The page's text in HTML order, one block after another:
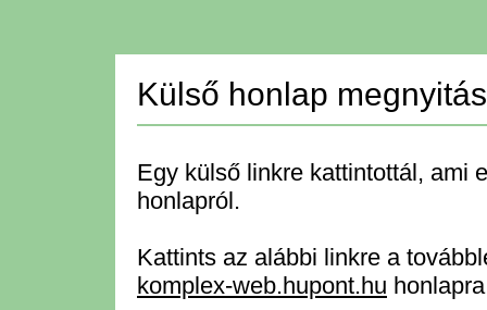
Külső honlap
Egy külső linkre kattintottál, ami
honlapról.
Kattints az alábbi linkre a
komplex-web.hupont.hu